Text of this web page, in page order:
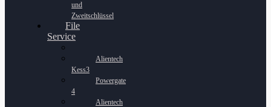
und
Zweitschlüssel
File
Service
Alientech
Kess3
Powergate
4
Alientech